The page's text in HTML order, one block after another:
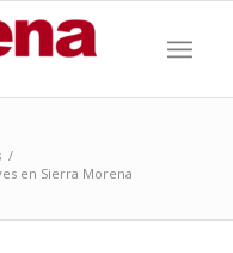
/
en Sierra Morena